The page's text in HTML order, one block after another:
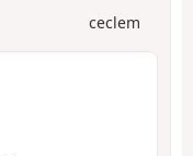
ceclem